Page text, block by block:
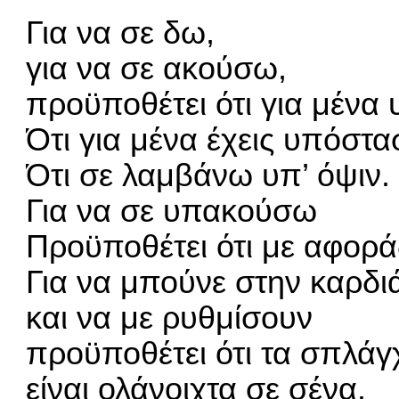
Για να σε δω,
για να σε ακούσω,
προϋποθέτει ότι για μένα
Ότι για μένα έχεις
Ότι σε λαμβάνω υπ’ όψιν.
Για να σε υπακούσω
Προϋποθέτει ότι με
Για να μπούνε στην
και να με ρυθμίσουν
προϋποθέτει ότι τα
είναι ολάνοιχτα σε σένα.